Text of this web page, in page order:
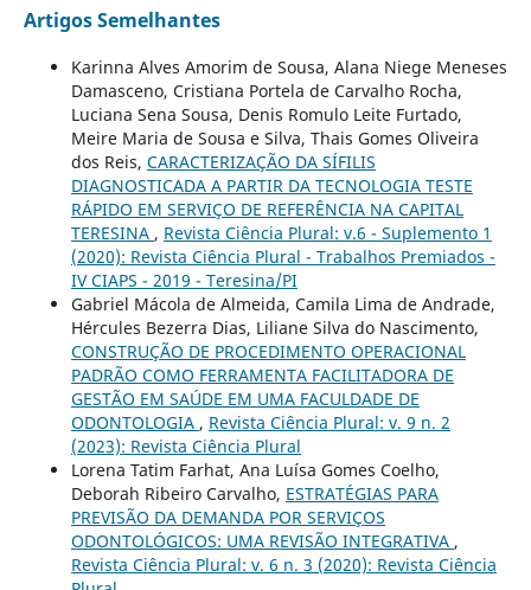
Artigos Semelhantes
Karinna Alves Amorim de Sousa, Alana Niege Meneses
Damasceno, Cristiana Portela de Carvalho Rocha,
Luciana Sena Sousa, Denis Romulo Leite Furtado,
Meire Maria de Sousa e Silva, Thais Gomes Oliveira
dos Reis, CARACTERIZAÇÃO DA SÍFILIS
DIAGNOSTICADA A PARTIR DA TECNOLOGIA TESTE
RÁPIDO EM SERVIÇO DE REFERÊNCIA NA CAPITAL
TERESINA , Revista Ciência Plural: v.6 - Suplemento 1
(2020): Revista Ciência Plural - Trabalhos Premiados -
IV CIAPS - 2019 - Teresina/PI
Gabriel Mácola de Almeida, Camila Lima de Andrade,
Hércules Bezerra Dias, Liliane Silva do Nascimento,
CONSTRUÇÃO DE PROCEDIMENTO OPERACIONAL
PADRÃO COMO FERRAMENTA FACILITADORA DE
GESTÃO EM SAÚDE EM UMA FACULDADE DE
ODONTOLOGIA , Revista Ciência Plural: v. 9 n. 2
(2023): Revista Ciência Plural
Lorena Tatim Farhat, Ana Luísa Gomes Coelho,
Deborah Ribeiro Carvalho, ESTRATÉGIAS PARA
PREVISÃO DA DEMANDA POR SERVIÇOS
ODONTOLÓGICOS: UMA REVISÃO INTEGRATIVA ,
Revista Ciência Plural: v. 6 n. 3 (2020): Revista Ciência